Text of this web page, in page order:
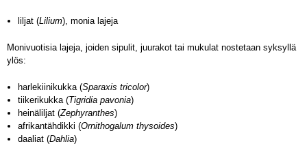
liljat (Lilium), monia lajeja
Monivuotisia lajeja, joiden sipulit, juurakot tai mukulat nostetaan syksyllä
ylös:
harlekiinikukka (Sparaxis tricolor)
tiikerikukka (Tigridia pavonia)
heinäliljat (Zephyranthes)
afrikantähdikki (Ornithogalum thysoides)
daaliat (Dahlia)